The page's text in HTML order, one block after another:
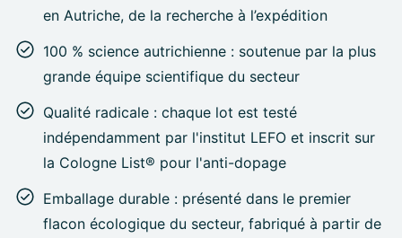
en Autriche, de la recherche à l’expédition
100 % science autrichienne : soutenue par la plus
grande équipe scientifique du secteur
Qualité radicale : chaque lot est testé
indépendamment par l'institut LEFO et inscrit sur
la Cologne List® pour l'anti-dopage
Emballage durable : présenté dans le premier
flacon écologique du secteur, fabriqué à partir de